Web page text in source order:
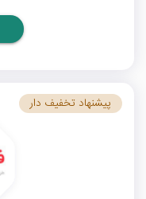
پیشنهاد تخفیف دار